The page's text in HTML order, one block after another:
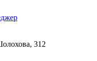
312